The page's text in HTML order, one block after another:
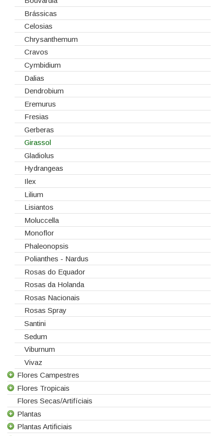
Gaiolas
Lanternas
Madeiras
Spray
Tabuleiros/Bases
Telas/Tecidos
Vidros
Brássicas
Celosias
Chrysanthemum
Cravos
Cymbidium
Dalias
Dendrobium
Eremurus
Fresias
Gerberas
Girassol
Gladiolus
Hydrangeas
Ilex
Lilium
Lisiantos
Moluccella
Monoflor
Phaleonopsis
Polianthes - Nardus
Rosas do Equador
Rosas da Holanda
Rosas Nacionais
Rosas Spray
Santini
Sedum
Viburnum
Vivaz
Flores Campestres
Todas as Flores Campestres
Anigozanthos
Alstroemeria
Alchemilla
Flores Tropicais
Todas as Flores Tropicais
Alpinias
Berzelias
Flores Secas/Artifíciais
Plantas
Todas as Plantas
Plantas Artificiais